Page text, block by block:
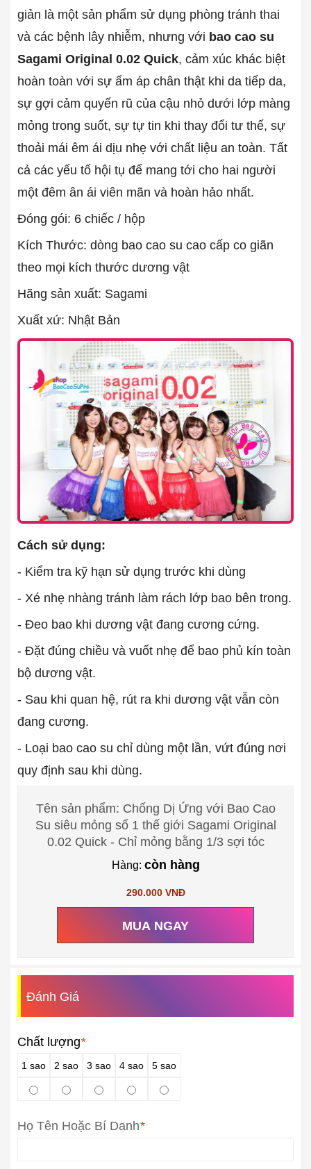
giản là một sản phẩm sử dụng phòng tránh thai
và các bệnh lây nhiễm, nhưng với bao cao su
Sagami Original 0.02 Quick, cảm xúc khác biệt
hoàn toàn với sự ấm áp chân thật khi da tiếp da,
sự gợi cảm quyến rũ của cậu nhỏ dưới lớp màng
mỏng trong suốt, sự tự tin khi thay đổi tư thế, sự
thoải mái êm ái dịu nhẹ với chất liệu an toàn. Tất
cả các yếu tố hội tụ để mang tới cho hai người
một đêm ân ái viên mãn và hoàn hảo nhất.
Đóng gói: 6 chiếc / hộp
Kích Thước: dòng bao cao su cao cấp co giãn
theo mọi kích thước dương vật
Hãng sản xuất: Sagami
Xuất xứ: Nhật Bản
Cách sử dụng:
- Kiểm tra kỹ hạn sử dụng trước khi dùng
- Xé nhẹ nhàng tránh làm rách lớp bao bên trong.
- Đeo bao khi dương vật đang cương cứng.
- Đặt đúng chiều và vuốt nhẹ để bao phủ kín toàn
bộ dương vật.
- Sau khi quan hệ, rút ra khi dương vật vẫn còn
đang cương.
- Loại bao cao su chỉ dùng một lần, vứt đúng nơi
quy định sau khi dùng.
Tên sản phẩm: Chống Dị Ứng với Bao Cao
Su siêu mỏng số 1 thế giới Sagami Original
0.02 Quick - Chỉ mỏng bằng 1/3 sợi tóc
Hàng: còn hàng
290.000 VNĐ
MUA NGAY
Đánh Giá
Chất lượng*
1 sao 2 sao 3 sao 4 sao 5 sao
*
Họ Tên Hoặc Bí Danh